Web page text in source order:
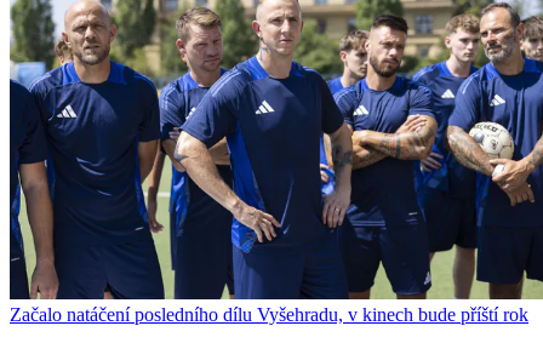
Začalo natáčení posledního dílu Vyšehradu, v kinech bude příští rok